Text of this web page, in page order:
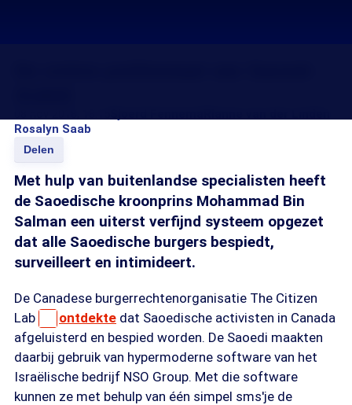
Rosalyn Saab
Delen
Met hulp van buitenlandse specialisten heeft
de Saoedische kroonprins Mohammad Bin
Salman een uiterst verfijnd systeem opgezet
dat alle Saoedische burgers bespiedt,
surveilleert en intimideert.
De Canadese burgerrechtenorganisatie The Citizen
Lab
ontdekte dat Saoedische activisten in Canada
afgeluisterd en bespied worden. De Saoedi maakten
daarbij gebruik van hypermoderne software van het
Israëlische bedrijf NSO Group. Met die software
kunnen ze met behulp van één simpel sms'je de